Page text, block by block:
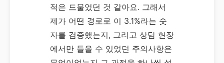
적은 드물었던 것 같아요. 그래서
제가 어떤 경로로 이 3.1%라는 숫
자를 검증했는지, 그리고 상담 현장
에서만 들을 수 있었던 주의사항은